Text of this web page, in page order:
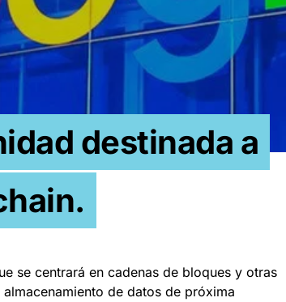
destinada a
se centrará en cadenas de bloques y otras
de datos de próxima